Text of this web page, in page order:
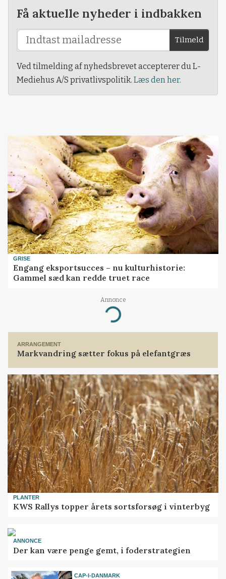
Få aktuelle nyheder i indbakken
Tilmeld
Ved tilmelding af nyhedsbrevet accepterer du L-
Mediehus A/S privatlivspolitik. Læs den her.
GRISE
Engang eksportsucces – nu kulturhistorie:
Gammel sæd kan redde truet race
Annonce
Loading...
ARRANGEMENT
Markvandring sætter fokus på elefantgræs
PLANTER
KWS Rallys topper årets sortsforsøg i vinterbyg
ANNONCE
Der kan være penge gemt, i foderstrategien
CAP-I-DANMARK